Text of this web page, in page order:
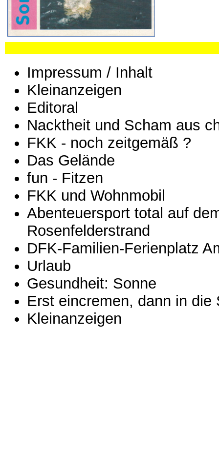
Impressum / Inhalt
Kleinanzeigen
Editoral
Nacktheit und Scham aus
FKK - noch zeitgemäß ?
Das Gelände
fun - Fitzen
FKK und Wohnmobil
Abenteuersport total auf
Rosenfelderstrand
DFK-Familien-Ferienplatz
Urlaub
Gesundheit: Sonne
Erst eincremen, dann in die
Kleinanzeigen